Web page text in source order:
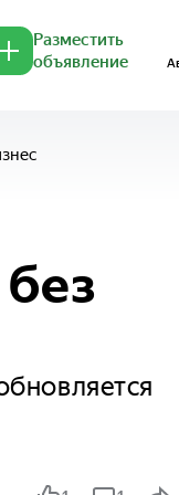
Разместить
объявление